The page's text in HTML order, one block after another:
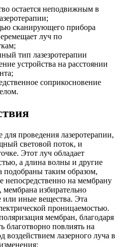
остается неподвижным в
сканирующего прибора
луч по
тип лазезротерапии
устройства на расстоянии
соприкосновение
проведения лазеротерапии,
световой поток, и
Этот луч обладает
а длина волны и другие
подобраны таким образом,
непосредственно на мембрану
избирательно
или иные вещества. Эта
проницаемостью.
мембран, благодаря
благотворно повлиять на
лазерного луча в